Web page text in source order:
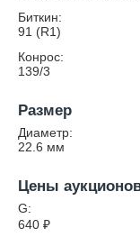
Биткин:
91 (R1)
Конрос:
139/3
Размер
Диаметр:
22.6 мм
Цены
G:
640 ₽